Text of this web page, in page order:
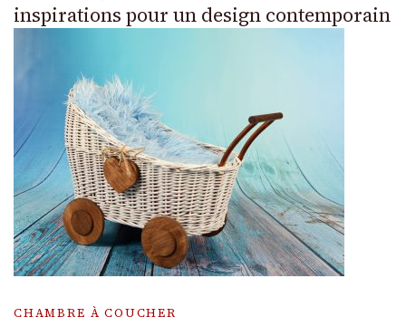
inspirations pour un design contemporain
CHAMBRE À COUCHER